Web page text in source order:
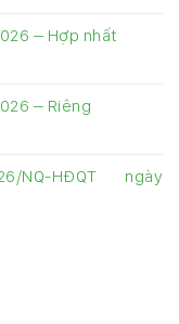
– Hợp nhất
– Riêng
HĐQT ngày